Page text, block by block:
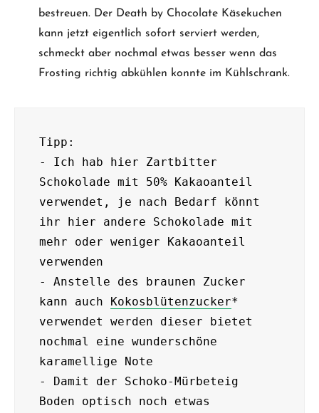
bestreuen. Der Death by Chocolate Käsekuchen
kann jetzt eigentlich sofort serviert werden,
schmeckt aber nochmal etwas besser wenn das
Frosting richtig abkühlen konnte im Kühlschrank.
Tipp:
- Ich hab hier Zartbitter
Schokolade mit 50% Kakaoanteil
verwendet, je nach Bedarf könnt
ihr hier andere Schokolade mit
mehr oder weniger Kakaoanteil
verwenden
- Anstelle des braunen Zucker
kann auch Kokosblütenzucker*
verwendet werden dieser bietet
nochmal eine wunderschöne
karamellige Note
- Damit der Schoko-Mürbeteig
Boden optisch noch etwas